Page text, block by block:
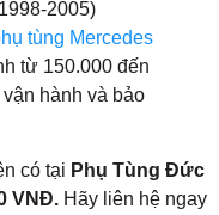
2005)
tùng Mercedes
từ 150.000 đến
hành và bảo
có tại Phụ Tùng Đức
VNĐ. Hãy liên hệ ngay